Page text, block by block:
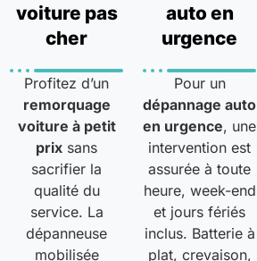
voiture pas
cher
Profitez d’un
remorquage
voiture à petit
prix sans
sacrifier la
qualité du
service. La
dépanneuse
mobilisée
auto en
urgence
Pour un
dépannage auto
en urgence, une
intervention est
assurée à toute
heure, week-end
et jours fériés
inclus. Batterie à
plat, crevaison,